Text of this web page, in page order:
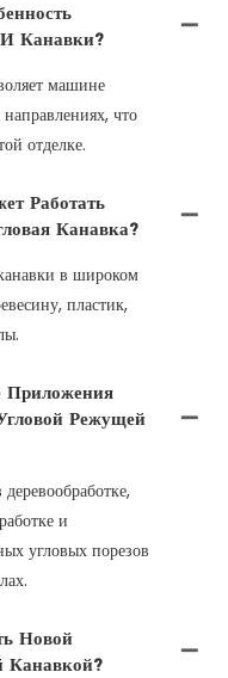
Канавки?
машине
направлениях, что
отделке.
Работать
Канавка?
в широком
пластик,
Режущей
и
угловых порезов
Новой
Канавкой?